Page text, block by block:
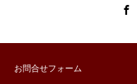
お問合せフォーム